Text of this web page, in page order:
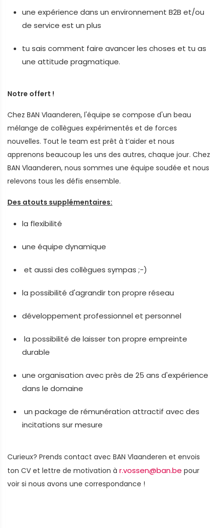
une expérience dans un environnement B2B et/ou
de service est un plus
tu sais comment faire avancer les choses et tu as
une attitude pragmatique.
Notre offert !
Chez BAN Vlaanderen, l'équipe se compose d'un beau
mélange de collègues expérimentés et de forces
nouvelles. Tout le team est prêt à t’aider et nous
apprenons beaucoup les uns des autres, chaque jour. Chez
BAN Vlaanderen, nous sommes une équipe soudée et nous
relevons tous les défis ensemble.
Des atouts supplémentaires:
la flexibilité
une équipe dynamique
et aussi des collègues sympas ;-)
la possibilité d'agrandir ton propre réseau
développement professionnel et personnel
la possibilité de laisser ton propre empreinte
durable
une organisation avec près de 25 ans d'expérience
dans le domaine
un package de rémunération attractif avec des
incitations sur mesure
Curieux? Prends contact avec BAN Vlaanderen et envois
ton CV et lettre de motivation à r.vossen@ban.be pour
voir si nous avons une correspondance !